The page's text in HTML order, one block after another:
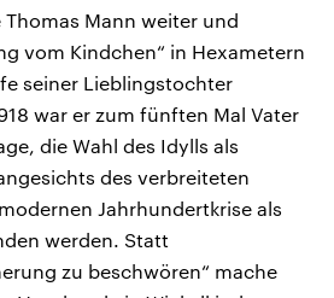
Mann weiter und
vom Kindchen“ in Hexametern
seiner Lieblingstochter
war er zum fünften Mal Vater
die Wahl des Idylls als
des verbreiteten
Jahrhundertkrise als
werden. Statt
zu beschwören“ mache